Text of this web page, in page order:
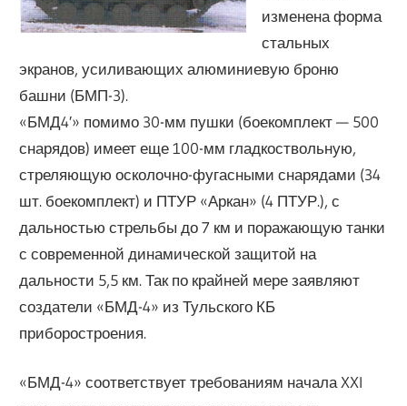
изменена форма
стальных
экранов, усиливающих алюминиевую броню
башни (БМП-3).
«БМД4′» помимо 30-мм пушки (боекомплект — 500
снарядов) имеет еще 100-мм гладкоствольную,
стреляющую осколочно-фугасными снарядами (34
шт. боекомплект) и ПТУР «Аркан» (4 ПТУР.), с
дальностью стрельбы до 7 км и поражающую танки
с современной динамической защитой на
дальности 5,5 км. Так по крайней мере заявляют
создатели «БМД-4» из Тульского КБ
приборостроения.
«БМД-4» соответствует требованиям начала XXI